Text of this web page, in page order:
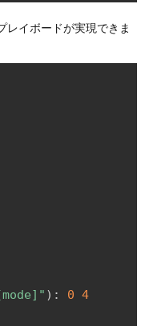
レイボードが実現できま
) : 0 4